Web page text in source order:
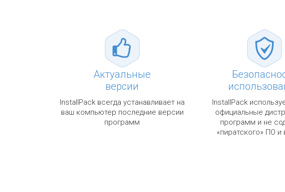
Актуальные
версии
InstallPack всегда устанавливает на
ваш компьютер последние версии
программ
InstallPack
официальные
программ и не
«пиратского» ПО и